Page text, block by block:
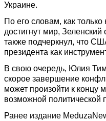
Украине.
По его словам, как
достигнут мир,
также подчеркнул, что
президента как
В свою очередь, Юлия
скорое завершение
может произойти к концу
возможной политической
Ранее издание